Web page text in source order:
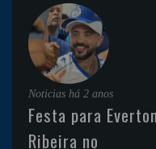
Noticias há 2 anos
Festa para Everton
Ribeira no